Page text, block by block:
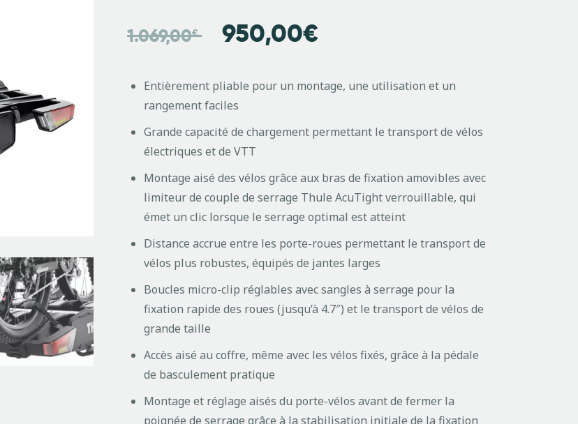
1.069,00€ 950,00€
Entièrement pliable pour un montage, une utilisation et un
rangement faciles
Grande capacité de chargement permettant le transport de vélos
électriques et de VTT
Montage aisé des vélos grâce aux bras de fixation amovibles avec
limiteur de couple de serrage Thule AcuTight verrouillable, qui
émet un clic lorsque le serrage optimal est atteint
Distance accrue entre les porte-roues permettant le transport de
vélos plus robustes, équipés de jantes larges
Boucles micro-clip réglables avec sangles à serrage pour la
fixation rapide des roues (jusqu’à 4.7″) et le transport de vélos de
grande taille
Accès aisé au coffre, même avec les vélos fixés, grâce à la pédale
de basculement pratique
Montage et réglage aisés du porte-vélos avant de fermer la
poignée de serrage grâce à la stabilisation initiale de la fixation